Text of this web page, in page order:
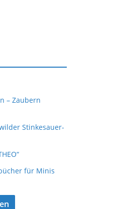
– Zaubern
Stinkesauer-
für Minis